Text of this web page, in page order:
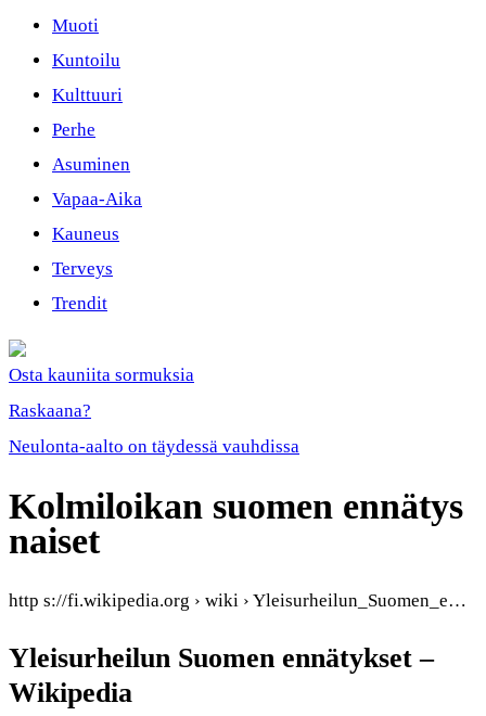
Muoti
Kuntoilu
Kulttuuri
Perhe
Asuminen
Vapaa-Aika
Kauneus
Terveys
Trendit
Osta kauniita sormuksia
Raskaana?
Neulonta-aalto on täydessä vauhdissa
Kolmiloikan suomen ennätys
naiset
http s://fi.wikipedia.org › wiki › Yleisurheilun_Suomen_e…
Yleisurheilun Suomen ennätykset –
Wikipedia